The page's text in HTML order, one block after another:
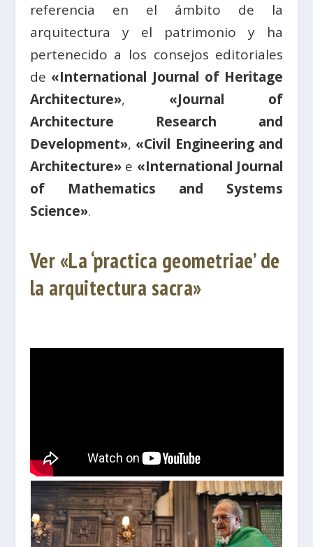
referencia en el ámbito de la
arquitectura y el patrimonio y ha
pertenecido a los consejos editoriales
de «International Journal of Heritage
Architecture», «Journal of
Architecture Research and
Development», «Civil Engineering and
Architecture»e «International Journal
of Mathematics and Systems
Science».
Ver «La ‘practica geometriae’ de
la arquitectura sacra»